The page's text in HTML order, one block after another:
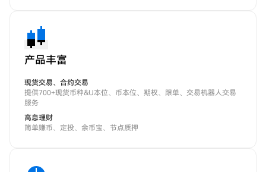
产品丰富
现货交易、合约交易
提供700+现货币种&U本位、币本位、期权、跟单、交易机器人交易
服务
高息理财
简单赚币、定投、余币宝、节点质押